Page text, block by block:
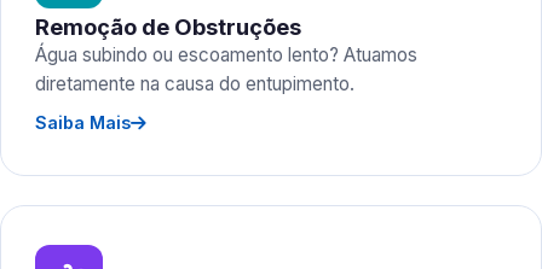
Remoção de Obstruções
Água subindo ou escoamento lento? Atuamos
diretamente na causa do entupimento.
Saiba Mais